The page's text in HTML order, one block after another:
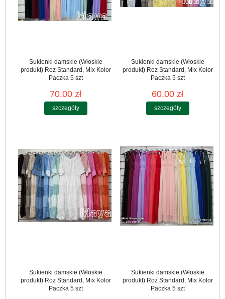
Sukienki damskie (Włoskie
produkt) Roz Standard, Mix Kolor
Paczka 5 szt
70.00 zł
szczegóły
Sukienki damskie (Włoskie
produkt) Roz Standard, Mix Kolor
Paczka 5 szt
60.00 zł
szczegóły
Sukienki damskie (Włoskie
produkt) Roz Standard, Mix Kolor
Paczka 5 szt
Sukienki damskie (Włoskie
produkt) Roz Standard, Mix Kolor
Paczka 5 szt